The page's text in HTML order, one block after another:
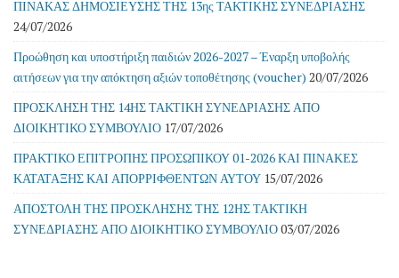
ΠΙΝΑΚΑΣ ΔΗΜΟΣΙΕΥΣΗΣ ΤΗΣ 13ης ΤΑΚΤΙΚΗΣ ΣΥΝΕΔΡΙΑΣΗΣ
24/07/2026
Προώθηση και υποστήριξη παιδιών 2026-2027 – Έναρξη υποβολής
αιτήσεων για την απόκτηση αξιών τοποθέτησης (voucher) 20/07/2026
ΠΡΟΣΚΛΗΣΗ ΤΗΣ 14ΗΣ ΤΑΚΤΙΚΗ ΣΥΝΕΔΡΙΑΣΗΣ ΑΠΟ
ΔΙΟΙΚΗΤΙΚΟ ΣΥΜΒΟΥΛΙΟ 17/07/2026
ΠΡΑΚΤΙΚΟ ΕΠΙΤΡΟΠΗΣ ΠΡΟΣΩΠΙΚΟΥ 01-2026 ΚΑΙ ΠΙΝΑΚΕΣ
ΚΑΤΑΤΑΞΗΣ ΚΑΙ ΑΠΟΡΡΙΦΘΕΝΤΩΝ ΑΥΤΟΥ 15/07/2026
ΑΠΟΣΤΟΛΗ ΤΗΣ ΠΡΟΣΚΛΗΣΗΣ ΤΗΣ 12ΗΣ ΤΑΚΤΙΚΗ
ΣΥΝΕΔΡΙΑΣΗΣ ΑΠΟ ΔΙΟΙΚΗΤΙΚΟ ΣΥΜΒΟΥΛΙΟ03/07/2026